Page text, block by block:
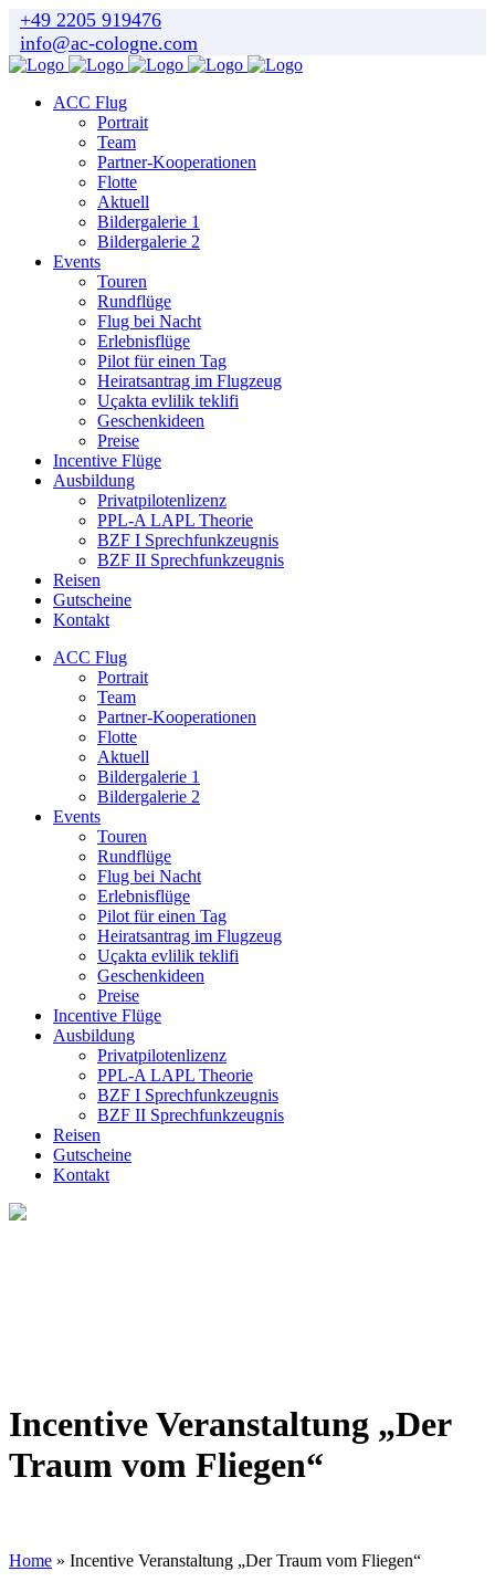
+49 2205 919476
info@ac-cologne.com
ACC Flug
Portrait
Team
Partner-Kooperationen
Flotte
Aktuell
Bildergalerie 1
Bildergalerie 2
Events
Touren
Rundflüge
Flug bei Nacht
Erlebnisflüge
Pilot für einen Tag
Heiratsantrag im Flugzeug
Uçakta evlilik teklifi
Geschenkideen
Preise
Incentive Flüge
Ausbildung
Privatpilotenlizenz
PPL-A LAPL Theorie
BZF I Sprechfunkzeugnis
BZF II Sprechfunkzeugnis
Reisen
Gutscheine
Kontakt
ACC Flug
Portrait
Team
Partner-Kooperationen
Flotte
Aktuell
Bildergalerie 1
Bildergalerie 2
Events
Touren
Rundflüge
Flug bei Nacht
Erlebnisflüge
Pilot für einen Tag
Heiratsantrag im Flugzeug
Uçakta evlilik teklifi
Geschenkideen
Preise
Incentive Flüge
Ausbildung
Privatpilotenlizenz
PPL-A LAPL Theorie
BZF I Sprechfunkzeugnis
BZF II Sprechfunkzeugnis
Reisen
Gutscheine
Kontakt
Incentive Veranstaltung „Der
Traum vom Fliegen“
Home » Incentive Veranstaltung „Der Traum vom Fliegen“